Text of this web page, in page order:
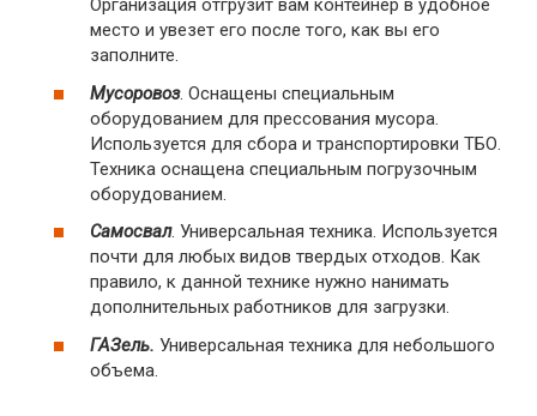
Организация отгрузит вам контейнер в удобное
место и увезет его после того, как вы его
заполните.
Мусоровоз. Оснащены специальным
оборудованием для прессования мусора.
Используется для сбора и транспортировки ТБО.
Техника оснащена специальным погрузочным
оборудованием.
Самосвал. Универсальная техника. Используется
почти для любых видов твердых отходов. Как
правило, к данной технике нужно нанимать
дополнительных работников для загрузки.
ГАЗель. Универсальная техника для небольшого
объема.